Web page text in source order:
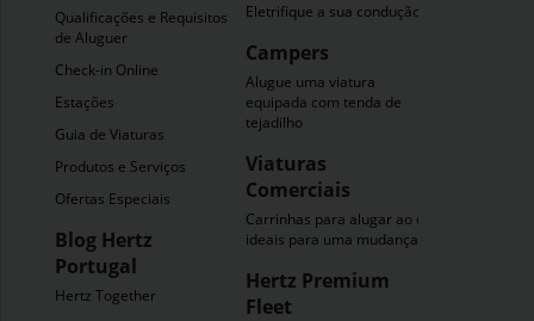
Qualificações e Requisitos
de Aluguer
Check-in Online
Estações
Guia de Viaturas
Produtos e Serviços
Ofertas Especiais
Blog Hertz
Portugal
Hertz Together
Eletrifique a sua condução
Campers
Alugue uma viatura
equipada com tenda de
tejadilho
Viaturas
Comerciais
Carrinhas para alugar ao dia
ideais para uma mudança
Hertz Premium
Fleet